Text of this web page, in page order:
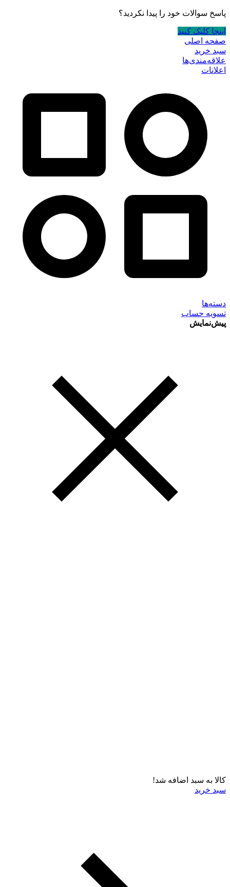
پاسخ سوالات خود را پیدا نکردید؟
اینجا کلیک کنید
صفحه اصلی
سبد خرید
علاقه‌مندی‌ها
اعلانات
دسته‌ها
تسویه حساب
پیش‌نمایش
کالا به سبد اضافه شد!
سبد خرید